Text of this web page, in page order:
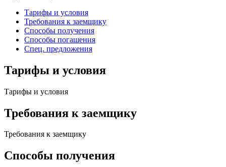
Тарифы и условия
Требования к заемщику
Способы получения
Способы погашения
Спец. предложения
Тарифы и условия
Тарифы и условия
Требования к заемщику
Требования к заемщику
Способы получения